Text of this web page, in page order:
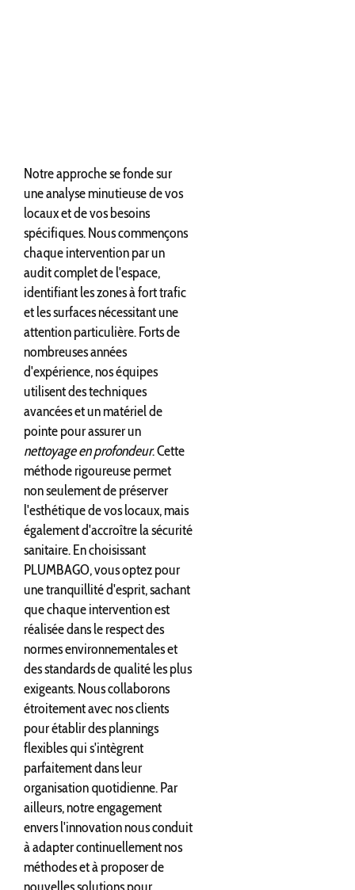
Notre approche se fonde sur
une analyse minutieuse de vos
locaux et de vos besoins
spécifiques. Nous commençons
chaque intervention par un
audit complet de l'espace,
identifiant les zones à fort trafic
et les surfaces nécessitant une
attention particulière. Forts de
nombreuses années
d'expérience, nos équipes
utilisent des techniques
avancées et un matériel de
pointe pour assurer un
nettoyage en profondeur. Cette
méthode rigoureuse permet
non seulement de préserver
l'esthétique de vos locaux, mais
également d'accroître la sécurité
sanitaire. En choisissant
PLUMBAGO, vous optez pour
une tranquillité d'esprit, sachant
que chaque intervention est
réalisée dans le respect des
normes environnementales et
des standards de qualité les plus
exigeants. Nous collaborons
étroitement avec nos clients
pour établir des plannings
flexibles qui s'intègrent
parfaitement dans leur
organisation quotidienne. Par
ailleurs, notre engagement
envers l'innovation nous conduit
à adapter continuellement nos
méthodes et à proposer de